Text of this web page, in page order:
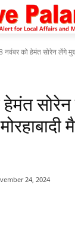
नवंबर को हेमंत सोरेन लेंगे
24, 2024